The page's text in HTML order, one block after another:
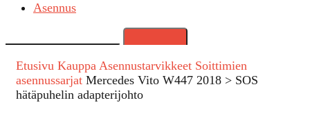
Asennus
Etusivu Kauppa Asennustarvikkeet Soittimien
asennussarjat Mercedes Vito W447 2018 > SOS
hätäpuhelin adapterijohto